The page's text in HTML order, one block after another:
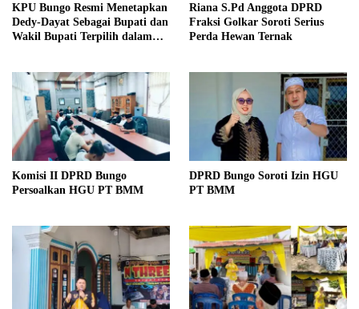
KPU Bungo Resmi Menetapkan
Dedy-Dayat Sebagai Bupati dan
Wakil Bupati Terpilih dalam
Riana S.Pd Anggota DPRD
Fraksi Golkar Soroti Serius
Perda Hewan Ternak
Komisi II DPRD Bungo
Persoalkan HGU PT BMM
DPRD Bungo Soroti Izin HGU
PT BMM